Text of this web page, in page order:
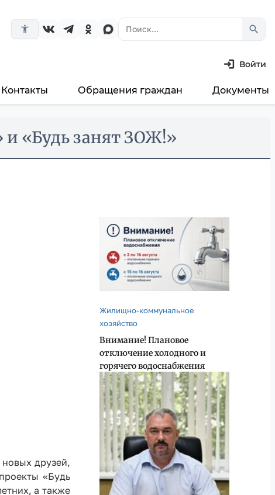
accessibility_new search
Войти
Контакты Обращения граждан Документы
и «Будь занят ЗОЖ!»
друзей,
«Будь
а также
Жилищно-коммунальное
хозяйство
Внимание! Плановое
отключение холодного и
горячего водоснабжения